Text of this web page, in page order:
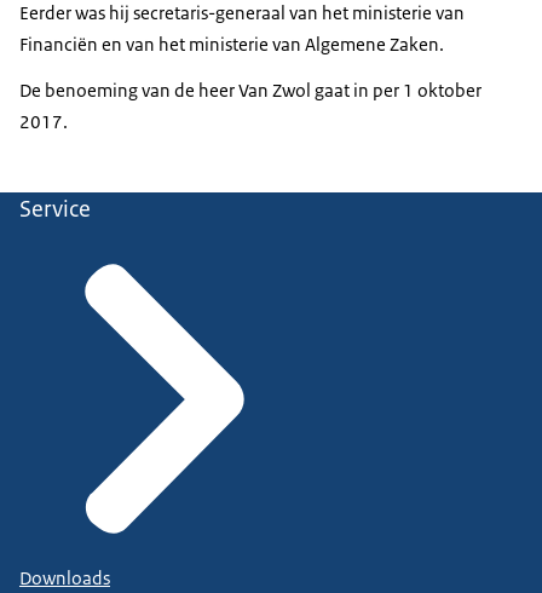
Eerder was hij secretaris-generaal van het ministerie van
Financiën en van het ministerie van Algemene Zaken.
De benoeming van de heer Van Zwol gaat in per 1 oktober
2017.
Service
Downloads